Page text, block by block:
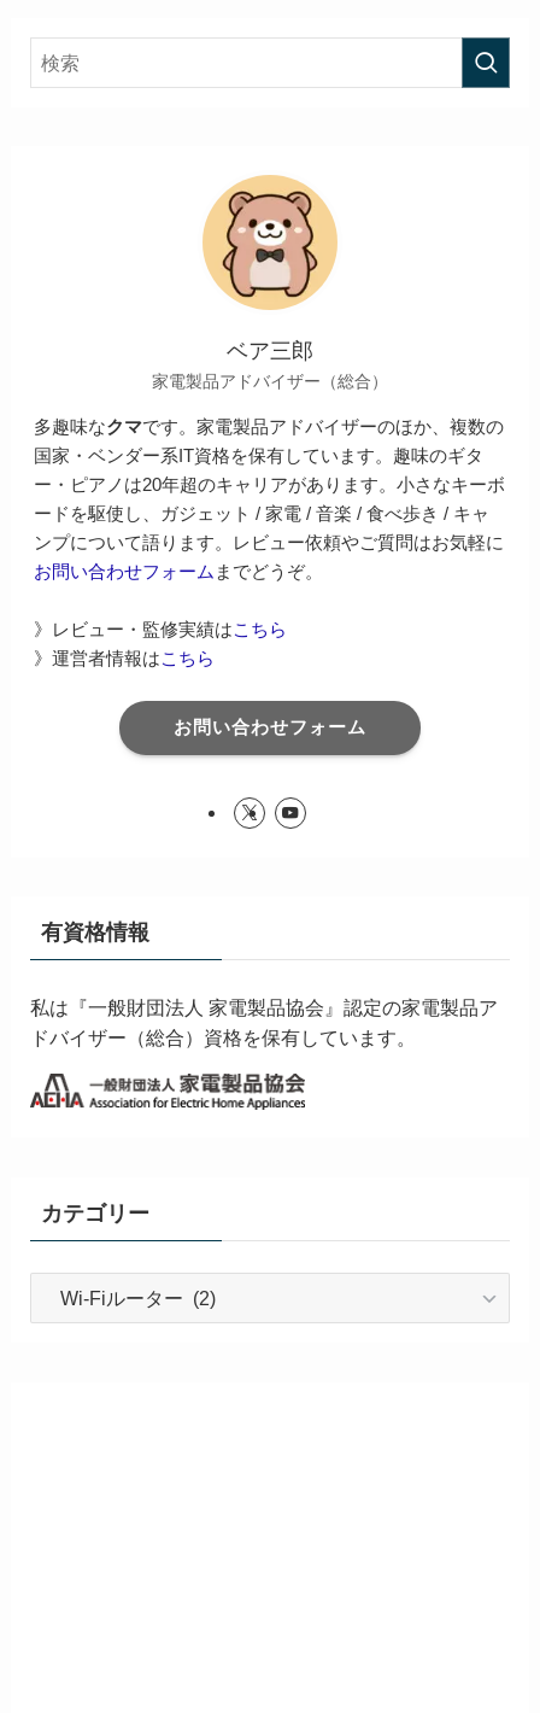
ベア三郎
家電製品アドバイザー（総合）
多趣味なクマです。家電製品アドバイザーのほか、複数の
国家・ベンダー系IT資格を保有しています。趣味のギタ
ー・ピアノは20年超のキャリアがあります。小さなキーボ
ードを駆使し、ガジェット / 家電 / 音楽 / 食べ歩き / キャ
ンプについて語ります。レビュー依頼やご質問はお気軽に
お問い合わせフォーム までどうぞ。
》レビュー・監修実績はこちら
》運営者情報はこちら
お問い合わせフォーム
有資格情報
私は『一般財団法人 家電製品協会』認定の家電製品ア
ドバイザー（総合）資格を保有しています。
カテゴリー